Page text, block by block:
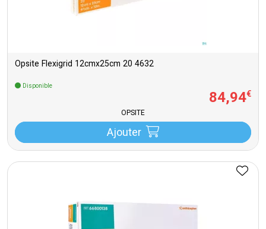
Opsite Flexigrid 12cmx25cm 20 4632
Disponible
84,94€
OPSITE
Ajouter